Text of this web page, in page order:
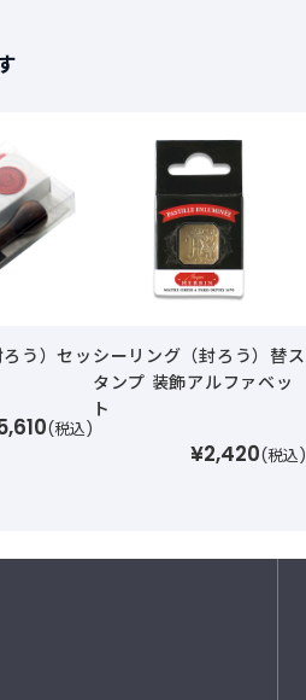
う）セッ
(税込)
シーリング（封ろう）替ス
タンプ 装飾アルファベッ
ト
¥2,420(税込)